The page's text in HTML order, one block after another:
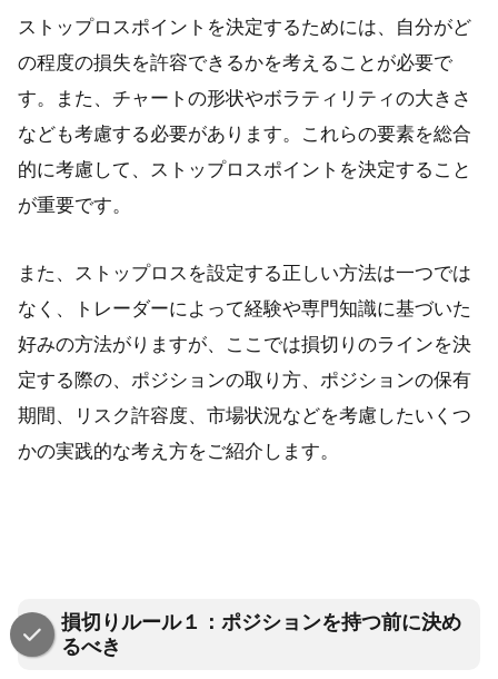
ストップロスポイントを決定するためには、自分がど
の程度の損失を許容できるかを考えることが必要で
す。また、チャートの形状やボラティリティの大きさ
なども考慮する必要があります。これらの要素を総合
的に考慮して、ストップロスポイントを決定すること
が重要です。
また、ストップロスを設定する正しい方法は一つでは
なく、トレーダーによって経験や専門知識に基づいた
好みの方法がりますが、ここでは損切りのラインを決
定する際の、ポジションの取り方、ポジションの保有
期間、リスク許容度、市場状況などを考慮したいくつ
かの実践的な考え方をご紹介します。
損切りルール１：ポジションを持つ前に決め
るべき